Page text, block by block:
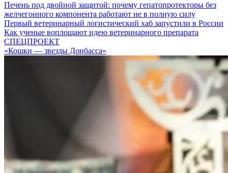
Печень под двойной защитой: почему гепатопротекторы без
желчегонного компонента работают не в полную силу
Первый ветеринарный логистический хаб запустили в России
Как ученые воплощают идею ветеринарного препарата
СПЕЦПРОЕКТ
«Кошки — звезды Донбасса»